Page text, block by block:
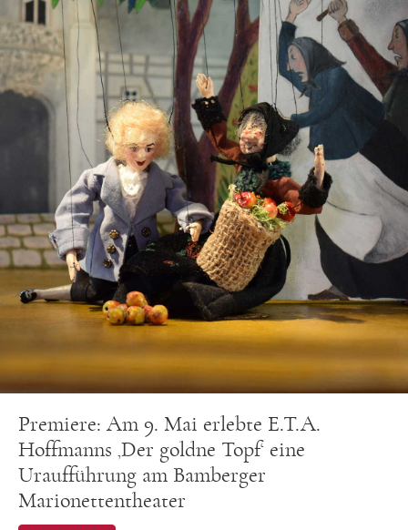
Premiere: Am 9. Mai erlebte E.T.A.
Hoffmanns ‚Der goldne Topf‘ eine
Uraufführung am Bamberger
Marionettentheater